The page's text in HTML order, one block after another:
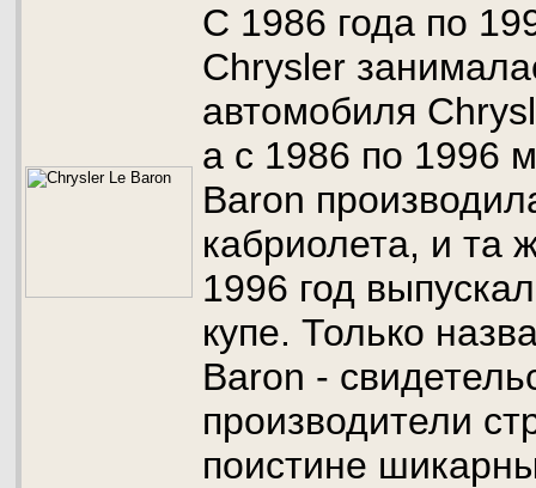
С 1986 года по
Chrysler
автомобиля
а с 1986 по 1996
Baron
кабриолета, и та
1996 год
купе. Только
Baron -
производители
поистине